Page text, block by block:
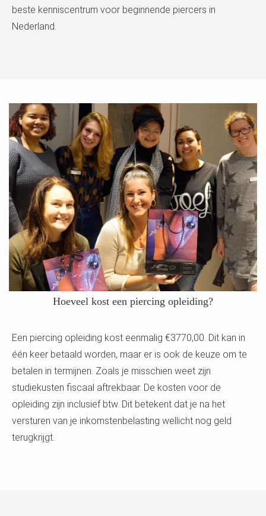
beste kenniscentrum voor beginnende piercers in
Nederland.
Hoeveel kost een piercing opleiding?
Een piercing opleiding kost eenmalig €3770,00. Dit kan in
één keer betaald worden, maar er is ook de keuze om te
betalen in termijnen. Zoals je misschien weet zijn
studiekusten fiscaal aftrekbaar. De kosten voor de
opleiding zijn inclusief btw. Dit betekent dat je na het
versturen van je inkomstenbelasting wellicht nog geld
terugkrijgt.